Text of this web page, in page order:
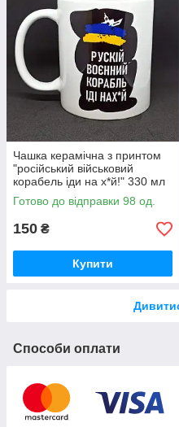
Чашка керамічна з принтом
"російський військовий
корабель іди на х*й!" 330 мл
Готово до відправки 98 од.
150 ₴
Купити
Способи оплати